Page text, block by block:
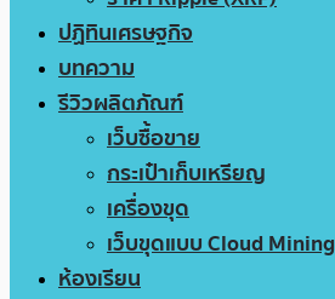
ปฏิทินเศรษฐกิจ
บทความ
รีวิวผลิตภัณฑ์
เว็บซื้อขาย
กระเป๋าเก็บเหรียญ
เครื่องขุด
เว็บขุดแบบ Cloud Mining
ห้องเรียน